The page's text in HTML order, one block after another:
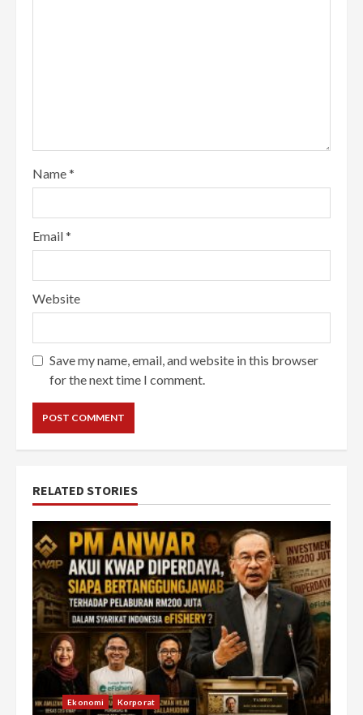
Name*
Email*
Website
Save my name, email, and website in this browser
for the next time I comment.
RELATED STORIES
Ekonomi Korporat